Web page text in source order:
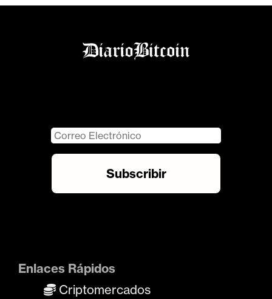
Enlaces Rápidos
Criptomercados